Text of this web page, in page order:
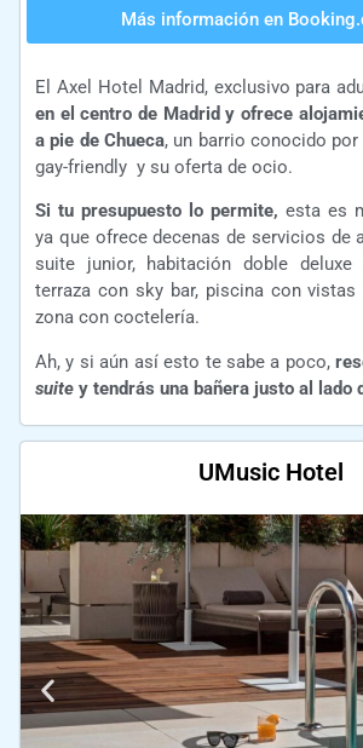
Más información en
El Axel Hotel Madrid, exclusivo para
en el centro de Madrid y ofrece
a pie de Chueca, un barrio conocido
gay-friendly y su oferta de ocio.
Si tu presupuesto lo permite, esta es
ya que ofrece decenas de servicios de
suite junior, habitación doble
terraza con sky bar, piscina con
zona con coctelería.
Ah, y si aún así esto te sabe a poco,
suite y tendrás una bañera justo al lado
UMusic Hotel